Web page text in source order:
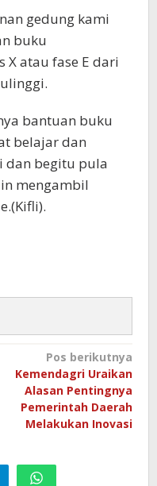
gedung kami
buku
X atau fase E dari
bantuan buku
belajar dan
dan begitu pula
mengambil
Pos berikutnya
Kemendagri Uraikan
Alasan Pentingnya
Pemerintah Daerah
Melakukan Inovasi